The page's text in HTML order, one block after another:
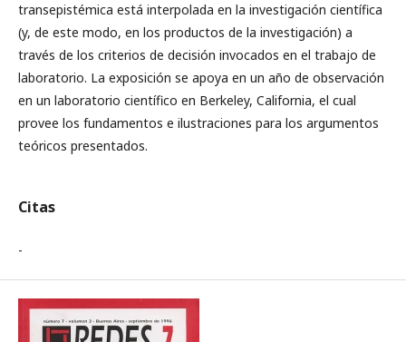
transepistémica está interpolada en la investigación científica
(y, de este modo, en los productos de la investigación) a
través de los criterios de decisión invocados en el trabajo de
laboratorio. La exposición se apoya en un año de observación
en un laboratorio científico en Berkeley, California, el cual
provee los fundamentos e ilustraciones para los argumentos
teóricos presentados.
Citas
-